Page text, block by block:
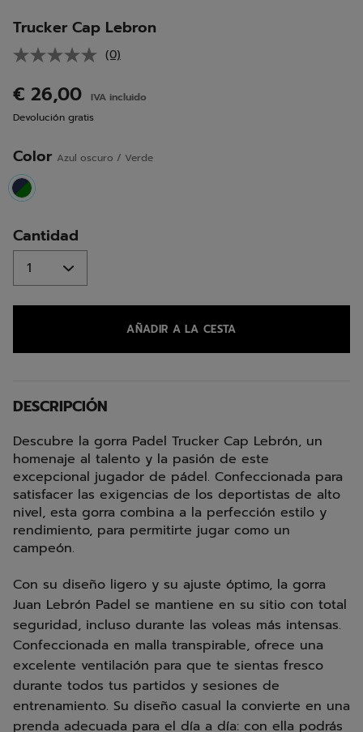
Trucker Cap Lebron
Sin
en
(0)
€ 26,00
IVA incluido
Devolución gratis
Color Azul oscuro / Verde
selected
Cantidad
AÑADIR A LA CESTA
DESCRIPCIÓN
Descubre la gorra Padel Trucker Cap Lebrón, un
homenaje al talento y la pasión de este
excepcional jugador de pádel. Confeccionada para
satisfacer las exigencias de los deportistas de alto
nivel, esta gorra combina a la perfección estilo y
rendimiento, para permitirte jugar como un
campeón.
Con su diseño ligero y su ajuste óptimo, la gorra
Juan Lebrón Padel se mantiene en su sitio con total
seguridad, incluso durante las voleas más intensas.
Confeccionada en malla transpirable, ofrece una
excelente ventilación para que te sientas fresco
durante todos tus partidos y sesiones de
entrenamiento. Su diseño casual la convierte en una
prenda adecuada para el día a día: con ella podrás